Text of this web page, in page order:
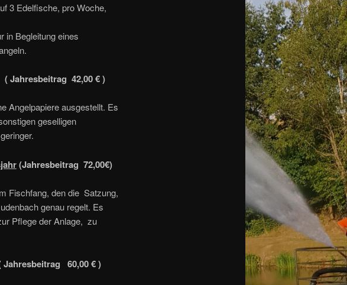
3 Edelfische, pro Woche,
in Begleitung eines
( Jahresbeitrag 42,00 € )
Angelpapiere ausgestellt. Es
geselligen
(Jahresbeitrag 72,00€)
Fischfang, den die Satzung,
genau regelt. Es
Pflege der Anlage, zu
Jahresbeitrag 60,00 € )